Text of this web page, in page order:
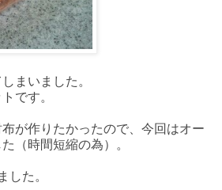
まいました。
です。
が作りたかったので、今回はオー
（時間短縮の為）。
した。